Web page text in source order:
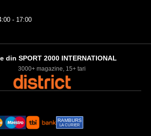
- 17:00
din SPORT 2000 INTERNATIONAL
3000+ magazine, 15+ tari
RAMBURS
LA CURIER